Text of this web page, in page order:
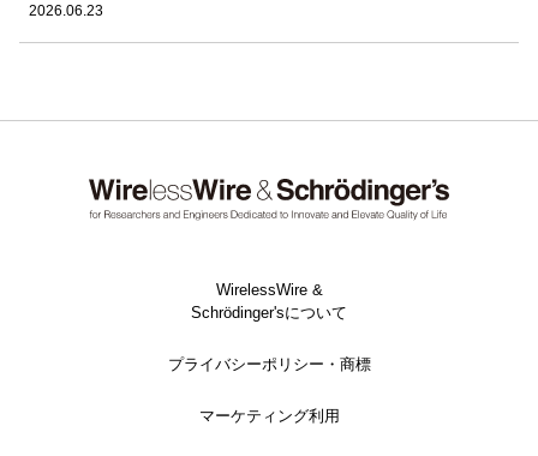
2026.06.23
WirelessWire &
Schrödinger'sについて
プライバシーポリシー・商標
マーケティング利用